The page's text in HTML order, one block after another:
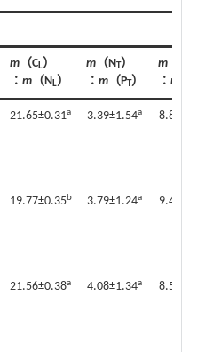
m（CL）
∶ m（NL）
m（NT）
∶ m（P T）
m（N
∶ m
21.65±0.31a 3.39±1.54a 8.89±0.37
19.77±0.35 b 3.79±1.24a 9.40±0.41
21.56±0.38a 4.08±1.34a 8.55±0.63